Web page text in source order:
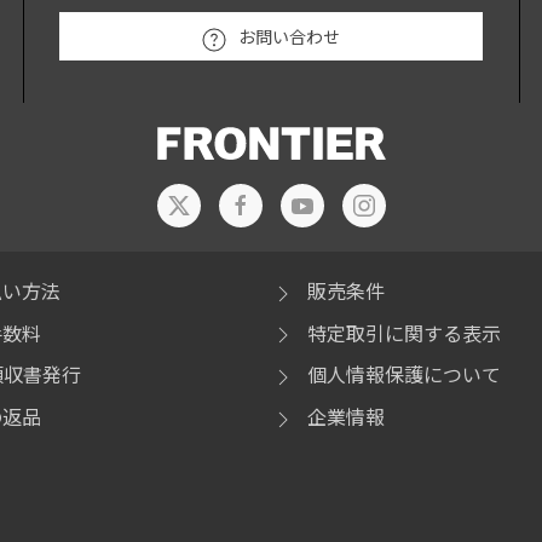
お問い合わせ
方法
料
書発行
品
販売条件
特定取引に関する表示
個人情報保護について
企業情報